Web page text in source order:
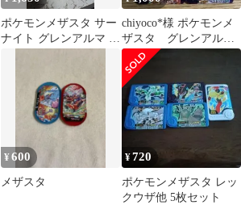
ポケモンメザスタ サー
ナイト グレンアルマ シ
chiyoco*様 ポケモンメ
ザスタ グレンアル
マ 5枚セット
¥600
メザスタ
¥720
ポケモンメザスタ レッ
クウザ他 5枚セット